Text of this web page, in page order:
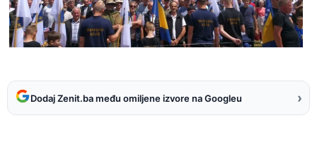
Dodaj Zenit.ba među omiljene izvore na Googleu ›